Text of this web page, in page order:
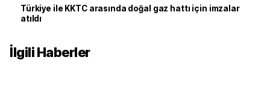
Türkiye ile KKTC arasında doğal gaz hattı için imzalar
atıldı
İlgili Haberler